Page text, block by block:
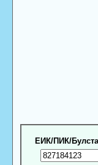
ЕИК/ПИК/